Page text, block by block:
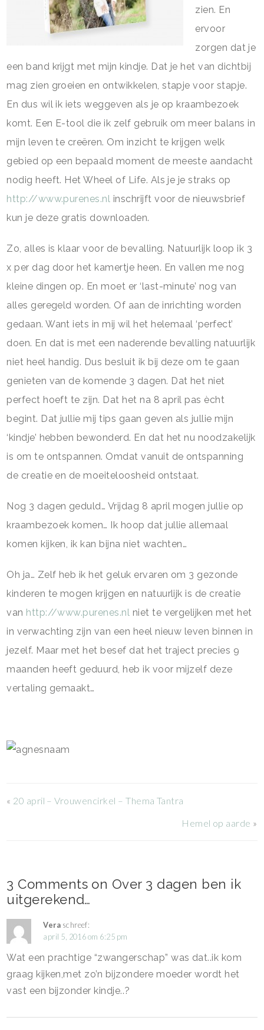
zien. En
ervoor
zorgen dat je
een band krijgt met mijn kindje. Dat je het van dichtbij
mag zien groeien en ontwikkelen, stapje voor stapje.
En dus wil ik iets weggeven als je op kraambezoek
komt. Een E-tool die ik zelf gebruik om meer balans in
mijn leven te creëren. Om inzicht te krijgen welk
gebied op een bepaald moment de meeste aandacht
nodig heeft. Het Wheel of Life. Als je je straks op
http://www.purenes.nl inschrijft voor de nieuwsbrief
kun je deze gratis downloaden.
Zo, alles is klaar voor de bevalling. Natuurlijk loop ik 3
x per dag door het kamertje heen. En vallen me nog
kleine dingen op. En moet er ‘last-minute’ nog van
alles geregeld worden. Of aan de inrichting worden
gedaan. Want iets in mij wil het helemaal ‘perfect’
doen. En dat is met een naderende bevalling natuurlijk
niet heel handig. Dus besluit ik bij deze om te gaan
genieten van de komende 3 dagen. Dat het niet
perfect hoeft te zijn. Dat het na 8 april pas ècht
begint. Dat jullie mij tips gaan geven als jullie mijn
‘kindje’ hebben bewonderd. En dat het nu noodzakelijk
is om te ontspannen. Omdat vanuit de ontspanning
de creatie en de moeiteloosheid ontstaat.
Nog 3 dagen geduld… Vrijdag 8 april mogen jullie op
kraambezoek komen… Ik hoop dat jullie allemaal
komen kijken, ik kan bijna niet wachten…
Oh ja… Zelf heb ik het geluk ervaren om 3 gezonde
kinderen te mogen krijgen en natuurlijk is de creatie
van http://www.purenes.nl niet te vergelijken met het
in verwachting zijn van een heel nieuw leven binnen in
jezelf. Maar met het besef dat het traject precies 9
maanden heeft geduurd, heb ik voor mijzelf deze
vertaling gemaakt…
« 20 april – Vrouwencirkel – Thema Tantra
Hemel op aarde »
3 Comments on Over 3 dagen ben ik
uitgerekend…
Vera schreef:
april 5, 2016 om 6:25 pm
Wat een prachtige “zwangerschap” was dat..ik kom
graag kijken,met zo’n bijzondere moeder wordt het
vast een bijzonder kindje..?